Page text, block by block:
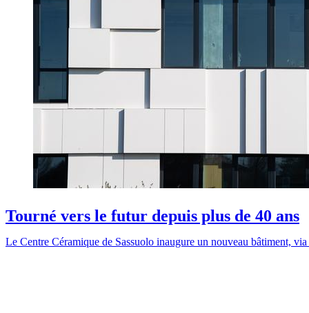
Tourné vers le futur depuis plus de 40 ans
Le Centre Céramique de Sassuolo inaugure un nouveau bâtiment,